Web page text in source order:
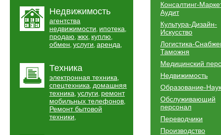
Недвижимость
агентства
недвижимости, ипотека,
продаю, жкх, куплю,
обмен, услуги, аренда,
Техника
электронная техника,
спецтехника, домашняя
техника, услуги, ремонт
мобильных телефонов,
Ремонт бытовой
техники,
Консалтинг-
Аудит
Культура-Дизайн-
Искусство
Логистика-
Таможня
Медицинский
Недвижимость
Образование-
Обслуживающий
персонал
Переводчики
Производство